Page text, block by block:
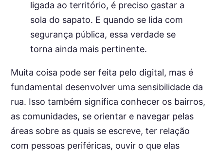
ligada ao território, é preciso gastar a
sola do sapato. E quando se lida com
segurança pública, essa verdade se
torna ainda mais pertinente.
Muita coisa pode ser feita pelo digital, mas é
fundamental desenvolver uma sensibilidade da
rua. Isso também significa conhecer os bairros,
as comunidades, se orientar e navegar pelas
áreas sobre as quais se escreve, ter relação
com pessoas periféricas, ouvir o que elas